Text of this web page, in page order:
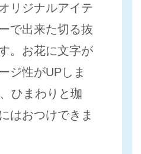
リジナルアイテ
で出来た切る抜
。お花に文字が
ジ性がUPしま
ひまわりと珈
はおつけできま